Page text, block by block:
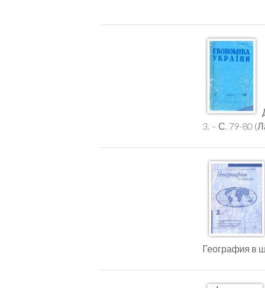
3. – С. 79-80
География в